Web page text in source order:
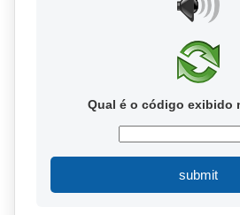
Qual é o código exibido
submit